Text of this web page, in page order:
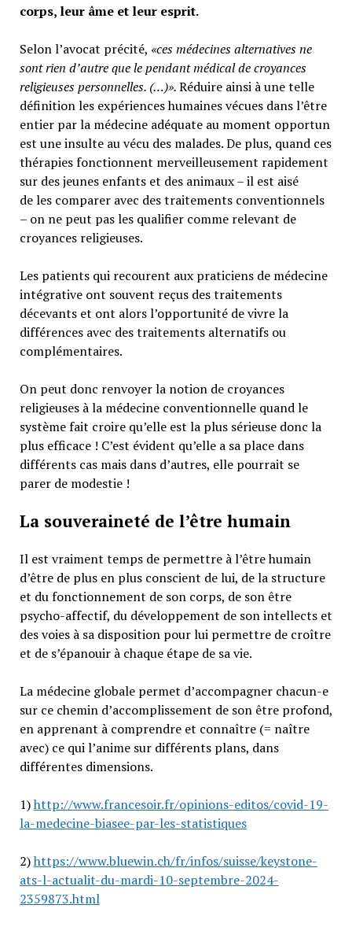
corps, leur âme et leur esprit.
Selon l’avocat précité, «ces médecines alternatives ne
sont rien d’autre que le pendant médical de croyances
religieuses personnelles. (…)».Réduire ainsi à une telle
définition les expériences humaines vécues dans l’être
entier par la médecine adéquate au moment opportun
est une insulte au vécu des malades. De plus, quand ces
thérapies fonctionnent merveilleusement rapidement
sur des jeunes enfants et des animaux – il est aisé
de les comparer avec des traitements conventionnels
– on ne peut pas les qualifier comme relevant de
croyances religieuses.
Les patients qui recourent aux praticiens de médecine
intégrative ont souvent reçus des traitements
décevants et ont alors l’opportunité de vivre la
différences avec des traitements alternatifs ou
complémentaires.
On peut donc renvoyer la notion de croyances
religieuses à la médecine conventionnelle quand le
système fait croire qu’elle est la plus sérieuse donc la
plus efficace ! C’est évident qu’elle a sa place dans
différents cas mais dans d’autres, elle pourrait se
parer de modestie !
La souveraineté de l’être humain
Il est vraiment temps de permettre à l’être humain
d’être de plus en plus conscient de lui, de la structure
et du fonctionnement de son corps, de son être
psycho-affectif, du développement de son intellects et
des voies à sa disposition pour lui permettre de croître
et de s’épanouir à chaque étape de sa vie.
La médecine globale permet d’accompagner chacun-e
sur ce chemin d’accomplissement de son être profond,
en apprenant à comprendre et connaître (= naître
avec) ce qui l’anime sur différents plans, dans
différentes dimensions.
1)http://www.francesoir.fr/opinions-editos/covid-19-
la-medecine-biasee-par-les-statistiques
2)https://www.bluewin.ch/fr/infos/suisse/keystone-
ats-l-actualit-du-mardi-10-septembre-2024-
2359873.html